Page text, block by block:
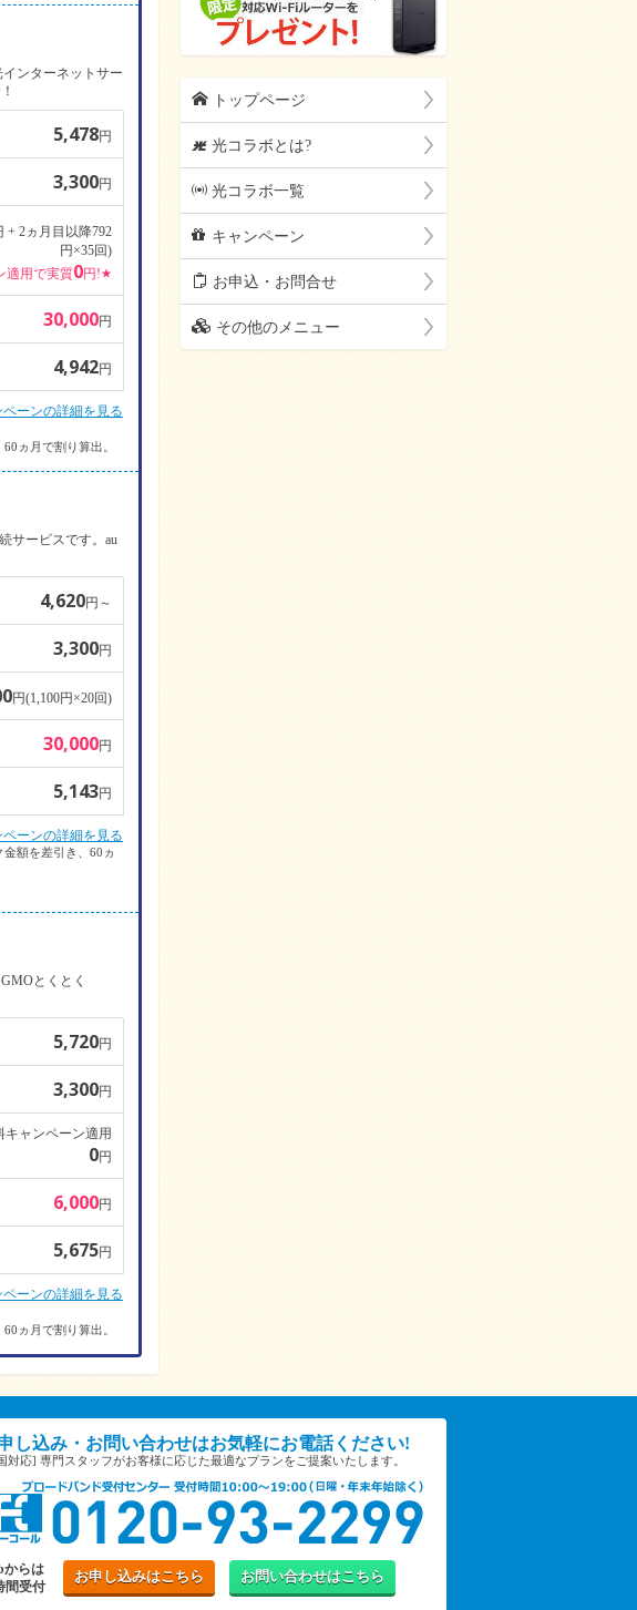
ンターネットサー
5,478円
3,300円
+ 2ヵ月目以降792
円×35回)
適用で実質0円!★
30,000円
4,942円
ペーンの詳細を見る
ヵ月で割り算出。
サービスです。au
4,620円～
3,300円
円(1,100円×20回)
30,000円
5,143円
ペーンの詳細を見る
額を差引き、60ヵ
とくとく
5,720円
3,300円
キャンペーン適用
0円
6,000円
5,675円
ペーンの詳細を見る
ヵ月で割り算出。
h トップページ
F 光コラボとは?
p 光コラボ一覧
c キャンペーン
m お申込・お問合せ
o その他のメニュー
し込み・お問い合わせはお気軽にお電話ください!
対応] 専門スタッフがお客様に応じた最適なプランをご提案いたします。
からは
間受付
お申し込みはこちら お問い合わせはこちら